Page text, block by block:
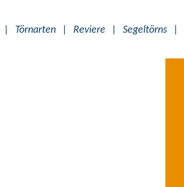
Törnarten Reviere Segeltörns